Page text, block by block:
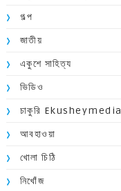
গল্প
জাতীয়
একুশে সাহিত্য
ভিডিও
চাকুরি Ekusheymedia
আবহাওয়া
খোলা চিঠি
নিখোঁজ